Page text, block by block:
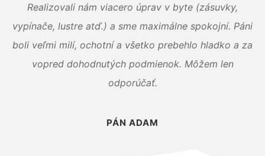
Realizovali nám viacero úprav v byte (zásuvky,
vypínače, lustre atď.) a sme maximálne spokojní. Páni
boli veľmi milí, ochotní a všetko prebehlo hladko a za
vopred dohodnutých podmienok. Môžem len
odporúčať.
PÁN ADAM